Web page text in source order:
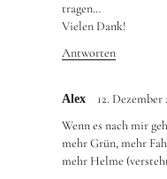
tragen…
Vielen Dank!
Antworten
Alex
12. Dezember
Wenn es nach mir
mehr Grün, mehr
mehr Helme